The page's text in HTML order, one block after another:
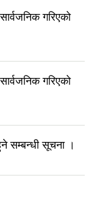
गरिएको
गरिएको
सम्बन्धी सूचना ।